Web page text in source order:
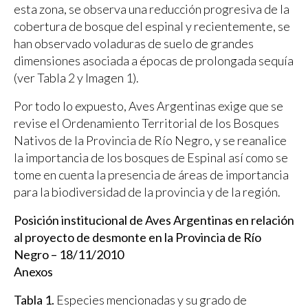
esta zona, se observa una reducción progresiva de la
cobertura de bosque del espinal y recientemente, se
han observado voladuras de suelo de grandes
dimensiones asociada a épocas de prolongada sequía
(ver Tabla 2 y Imagen 1).
Por todo lo expuesto, Aves Argentinas exige que se
revise el Ordenamiento Territorial de los Bosques
Nativos de la Provincia de Río Negro, y se reanalice
la importancia de los bosques de Espinal así como se
tome en cuenta la presencia de áreas de importancia
para la biodiversidad de la provincia y de la región.
Posición institucional de Aves Argentinas en relación
al proyecto de desmonte en la Provincia de Río
Negro – 18/11/2010
Anexos
Tabla 1. Especies mencionadas y su grado de